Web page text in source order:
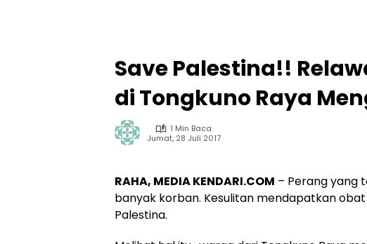
Save Palestina!!
di Tongkuno Raya
1 Min Baca
Jumat, 28 Juli 2017
RAHA, MEDIA KENDARI.COM – Perang yang
banyak korban. Kesulitan mendapatkan
Palestina.